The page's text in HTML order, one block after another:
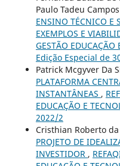
Paulo Tadeu
ENSINO TÉCNICO E
EXEMPLOS E
GESTÃO
Edição Especial de
Patrick Mcgyver Da
PLATAFORMA
INSTANTÂNEAS ,
EDUCAÇÃO E
2022/2
Cristhian Roberto da
PROJETO DE
INVESTIDOR ,